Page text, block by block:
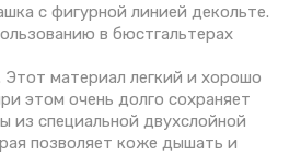
с фигурной линией декольте.
в бюстгальтерах
Этот материал легкий и хорошо
этом очень долго сохраняет
из специальной двухслойной
позволяет коже дышать и